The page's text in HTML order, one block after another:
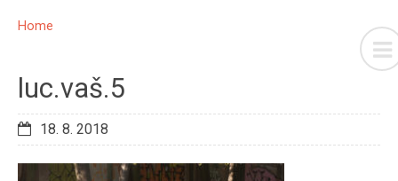
Home
luc.vaš.5
18. 8. 2018